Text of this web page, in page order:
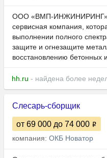
ООО «ВМП-ИНЖИНИРИНГ»
сервисная компания,
выполнении полного
защите и огнезащите
восстановлению бетонных
hh.ru - найдена более
Слесарь-сборщик
от 69 000 до 74 000
компания: ОКБ Новатор